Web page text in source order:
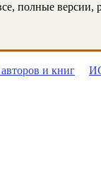
полные версии,
и книг